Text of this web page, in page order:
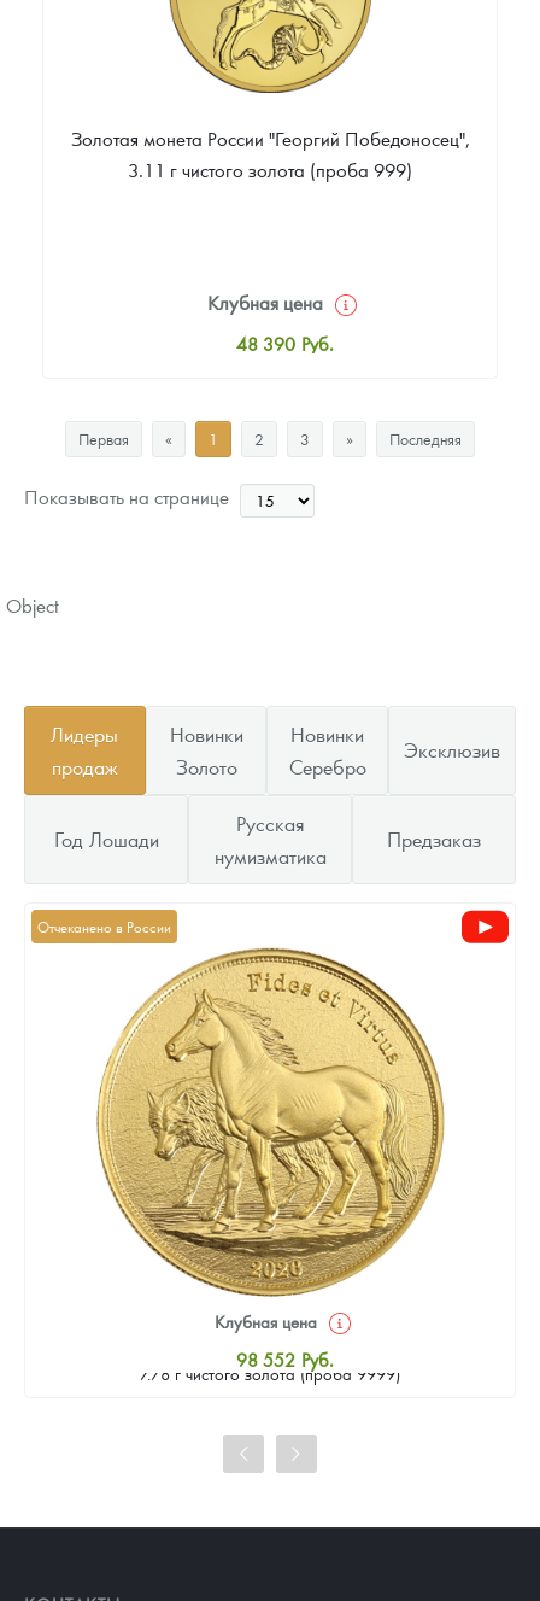
Золотая монета России "Георгий Победоносец",
3.11 г чистого золота (проба 999)
Клубная цена
48 390 Руб.
48 570 Руб.
Цена выкупа
40 475 Руб.
Первая « 1 2 3 » Последняя
Показывать на странице
Object
Лидеры
продаж
Новинки
Золото
Новинки
Серебро
Эксклюзив
Год Лошади
Русская
нумизматика
Предзаказ
Отчеканено в России
7.78 г чистого золота (проба 9999)
Клубная цена
98 552 Руб.
Стандартная цена
Цена выкупа